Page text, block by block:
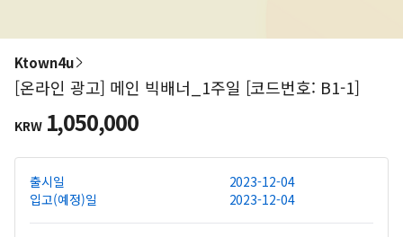
Ktown4u
[온라인 광고] 메인 빅배너_1주일 [코드번호: B1-1]
KRW 1,050,000
출시일
2023-12-04
입고(예정)일
2023-12-04